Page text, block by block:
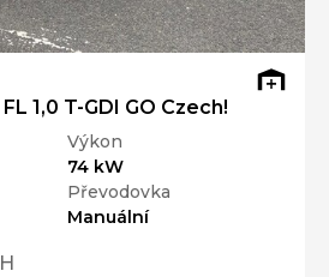
1,0 T-GDI GO Czech!
Výkon
74 kW
Převodovka
Manuální